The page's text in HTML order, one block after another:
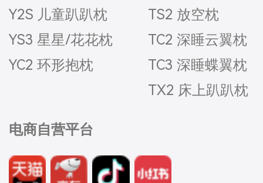
Y2S 儿童趴趴枕
YS3 星星/花花枕
YC2 环形抱枕
TS2 放空枕
TC2 深睡云翼枕
TC3 深睡蝶翼枕
TX2 床上趴趴枕
电商自营平台